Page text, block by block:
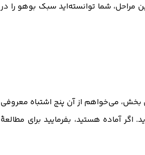
مراحل، شما توانسته‌اید سبک بوهو را در
بخش، می‌خواهم از آن پنج اشتباه معروفی
آماده هستید، بفرمایید برای مطالعۀ